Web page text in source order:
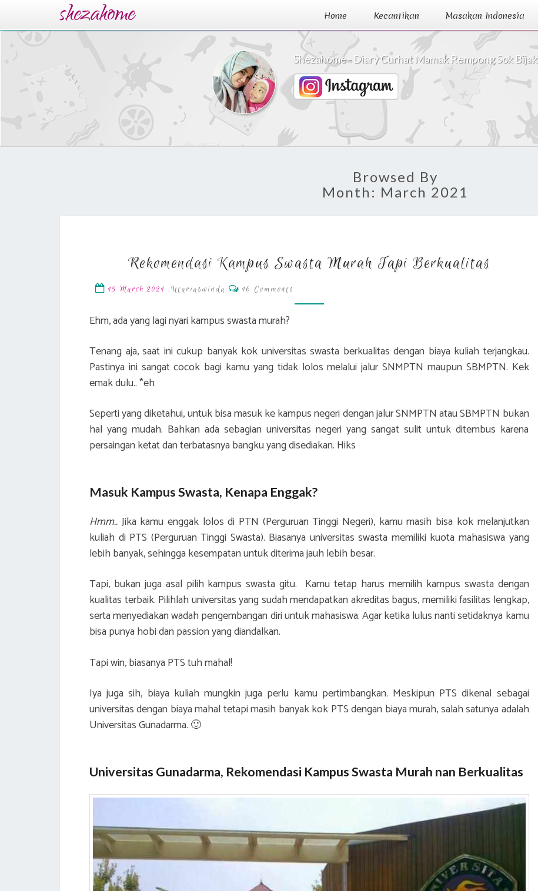
shezahome Home Kecantikan Masakan Indonesia
Shezahome - Diary Curhat Mamak Rempong Sok Bijak
Browsed By
Month: March 2021
Kampus
Tapi
Rekomendasi Kampus Swasta Murah Tapi Berkualitas
15 March 2021 ,Utariaswinda Comments
16 Comments
Ehm, ada yang lagi nyari kampus swasta murah?
Tenang aja, saat ini cukup banyak kok universitas swasta berkualitas dengan biaya kuliah terjangkau.
Pastinya ini sangat cocok bagi kamu yang tidak lolos melalui jalur SNMPTN maupun SBMPTN. Kek
emak dulu.. *eh
Seperti yang diketahui, untuk bisa masuk ke kampus negeri dengan jalur SNMPTN atau SBMPTN bukan
hal yang mudah. Bahkan ada sebagian universitas negeri yang sangat sulit untuk ditembus karena
persaingan ketat dan terbatasnya bangku yang disediakan. Hiks
Masuk Kampus Swasta, Kenapa Enggak?
Hmm.. Jika kamu enggak lolos di PTN (Perguruan Tinggi Negeri), kamu masih bisa kok melanjutkan
kuliah di PTS (Perguruan Tinggi Swasta). Biasanya universitas swasta memiliki kuota mahasiswa yang
lebih banyak, sehingga kesempatan untuk diterima jauh lebih besar.
Tapi, bukan juga asal pilih kampus swasta gitu. Kamu tetap harus memilih kampus swasta dengan
kualitas terbaik. Pilihlah universitas yang sudah mendapatkan akreditas bagus, memiliki fasilitas lengkap,
serta menyediakan wadah pengembangan diri untuk mahasiswa. Agar ketika lulus nanti setidaknya kamu
bisa punya hobi dan passion yang diandalkan.
Tapi win, biasanya PTS tuh mahal!
Iya juga sih, biaya kuliah mungkin juga perlu kamu pertimbangkan. Meskipun PTS dikenal sebagai
universitas dengan biaya mahal tetapi masih banyak kok PTS dengan biaya murah, salah satunya adalah
Universitas Gunadarma. 🙂
Universitas Gunadarma, Rekomendasi Kampus Swasta Murah nan Berkualitas